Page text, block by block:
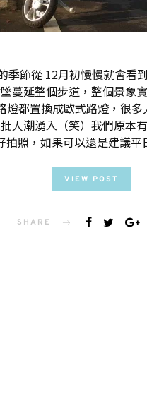
季節從 12月初慢慢就會看
蔓延整個步道，整個景象
燈都置換成歐式路燈，很
人潮湧入（笑）我們原本
照，如果可以還是建議
VIEW POST
SHARE